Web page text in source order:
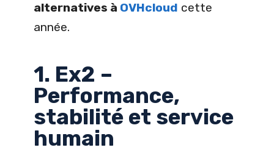
alternatives à OVHcloud cette
année.
1. Ex2 –
Performance,
stabilité et service
humain